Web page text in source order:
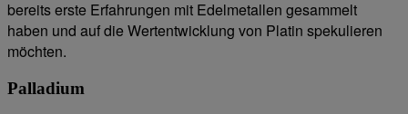
bereits erste Erfahrungen mit Edelmetallen gesammelt
haben und auf die Wertentwicklung von Platin spekulieren
möchten.
Palladium